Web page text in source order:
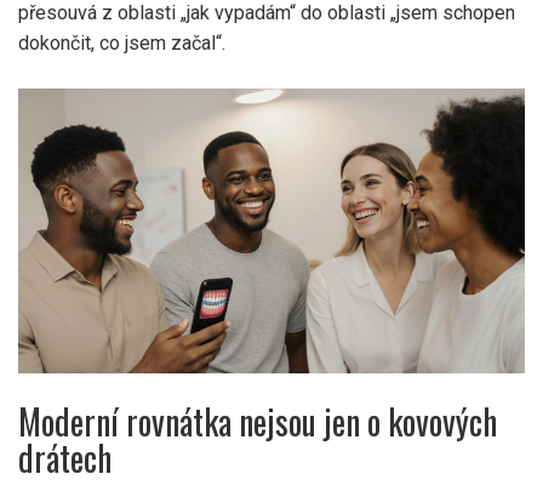
přesouvá z oblasti „jak vypadám“ do oblasti „jsem schopen
dokončit, co jsem začal“.
Moderní rovnátka nejsou jen o kovových
drátech